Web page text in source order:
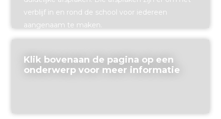
verblijf in en rond de school voor iedereen
aangenaam te maken.
Klik bovenaan de pagina op een
onderwerp voor meer informatie